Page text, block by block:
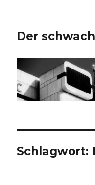
Der
Schlagwort: